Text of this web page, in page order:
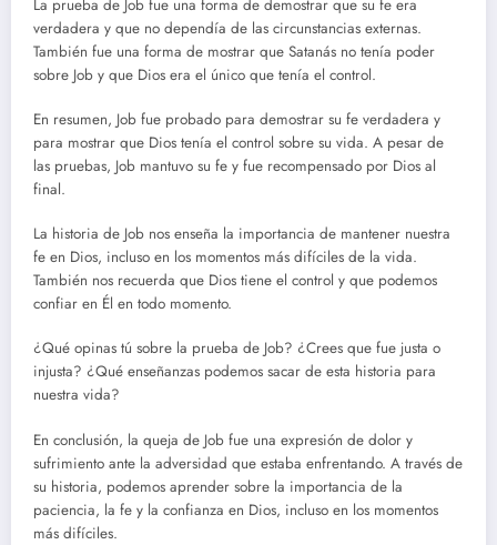
La prueba de Job fue una forma de demostrar que su fe era
verdadera y que no dependía de las circunstancias externas.
También fue una forma de mostrar que Satanás no tenía poder
sobre Job y que Dios era el único que tenía el control.
En resumen, Job fue probado para demostrar su fe verdadera y
para mostrar que Dios tenía el control sobre su vida. A pesar de
las pruebas, Job mantuvo su fe y fue recompensado por Dios al
final.
La historia de Job nos enseña la importancia de mantener nuestra
fe en Dios, incluso en los momentos más difíciles de la vida.
También nos recuerda que Dios tiene el control y que podemos
confiar en Él en todo momento.
¿Qué opinas tú sobre la prueba de Job? ¿Crees que fue justa o
injusta? ¿Qué enseñanzas podemos sacar de esta historia para
nuestra vida?
En conclusión, la queja de Job fue una expresión de dolor y
sufrimiento ante la adversidad que estaba enfrentando. A través de
su historia, podemos aprender sobre la importancia de la
paciencia, la fe y la confianza en Dios, incluso en los momentos
más difíciles.